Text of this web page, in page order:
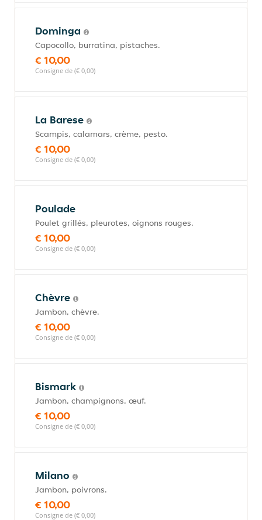
Dominga
Capocollo, burratina, pistaches.
€ 10,00
Consigne de (€ 0,00)
La Barese
Scampis, calamars, crème, pesto.
€ 10,00
Consigne de (€ 0,00)
Poulade
Poulet grillés, pleurotes, oignons rouges.
€ 10,00
Consigne de (€ 0,00)
Chèvre
Jambon, chèvre.
€ 10,00
Consigne de (€ 0,00)
Bismark
Jambon, champignons, œuf.
€ 10,00
Consigne de (€ 0,00)
Milano
Jambon, poivrons.
€ 10,00
Consigne de (€ 0,00)